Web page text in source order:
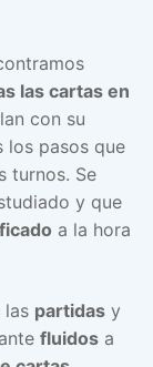
las cartas en
con su
los pasos que
turnos. Se
y que
a la hora
las partidas y
fluidos a